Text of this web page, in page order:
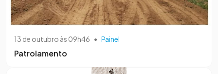
13 de outubro às 09h46 • Painel
Patrolamento